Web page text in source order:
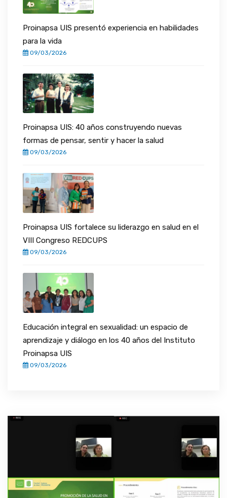
Proinapsa UIS presentó experiencia en habilidades
para la vida
09/03/2026
Proinapsa UIS: 40 años construyendo nuevas
formas de pensar, sentir y hacer la salud
09/03/2026
Proinapsa UIS fortalece su liderazgo en salud en el
VIII Congreso REDCUPS
09/03/2026
Educación integral en sexualidad: un espacio de
aprendizaje y diálogo en los 40 años del Instituto
Proinapsa UIS
09/03/2026